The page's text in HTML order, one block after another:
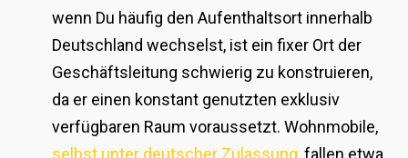
wenn Du häufig den Aufenthaltsort innerhalb
Deutschland wechselst, ist ein fixer Ort der
Geschäftsleitung schwierig zu konstruieren,
da er einen konstant genutzten exklusiv
verfügbaren Raum voraussetzt. Wohnmobile,
selbst unter deutscher Zulassung, fallen etwa